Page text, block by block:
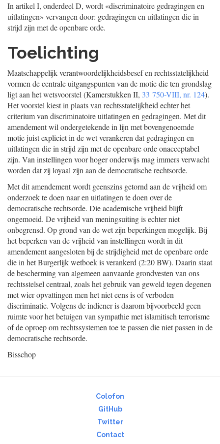
In artikel I, onderdeel D, wordt «discriminatoire gedragingen en
uitlatingen» vervangen door: gedragingen en uitlatingen die in
strijd zijn met de openbare orde.
Toelichting
Maatschappelijk verantwoordelijkheidsbesef en rechtsstatelijkheid
vormen de centrale uitgangspunten van de motie die ten grondslag
ligt aan het wetsvoorstel (Kamerstukken II, 33 750-VIII, nr. 124).
Het voorstel kiest in plaats van rechtsstatelijkheid echter het
criterium van discriminatoire uitlatingen en gedragingen. Met dit
amendement wil ondergetekende in lijn met bovengenoemde
motie juist expliciet in de wet verankeren dat gedragingen en
uitlatingen die in strijd zijn met de openbare orde onacceptabel
zijn. Van instellingen voor hoger onderwijs mag immers verwacht
worden dat zij loyaal zijn aan de democratische rechtsorde.
Met dit amendement wordt geenszins getornd aan de vrijheid om
onderzoek te doen naar en uitlatingen te doen over de
democratische rechtsorde. Die academische vrijheid blijft
ongemoeid. De vrijheid van meningsuiting is echter niet
onbegrensd. Op grond van de wet zijn beperkingen mogelijk. Bij
het beperken van de vrijheid van instellingen wordt in dit
amendement aangesloten bij de strijdigheid met de openbare orde
die in het Burgerlijk wetboek is verankerd (2:20 BW). Daarin staat
de bescherming van algemeen aanvaarde grondvesten van ons
rechtsstelsel centraal, zoals het gebruik van geweld tegen degenen
met wier opvattingen men het niet eens is of verboden
discriminatie. Volgens de indieneris daarom bijvoorbeeld geen
ruimte voor het betuigen van sympathie met islamitisch terrorisme
of de oproep om rechtssystemen toe te passen die niet passen in de
democratische rechtsorde.
Bisschop
Colofon
GitHub
Twitter
Contact